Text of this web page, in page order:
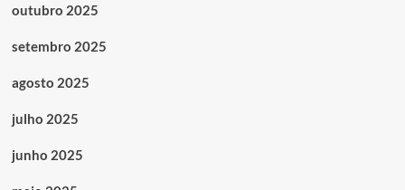
outubro 2025
setembro 2025
agosto 2025
julho 2025
junho 2025